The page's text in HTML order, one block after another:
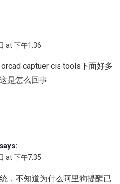
at 下午1:36
captuer cis tools下面好多
是怎么回事
says:
at 下午7:35
，不知道为什么阿里狗提醒已